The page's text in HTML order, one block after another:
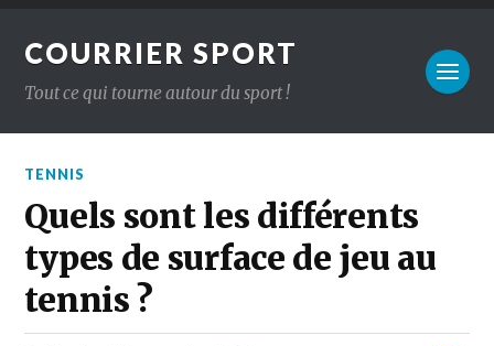
COURRIER SPORT
Tout ce qui tourne autour du sport !
TENNIS
Quels sont les différents
types de surface de jeu au
tennis ?